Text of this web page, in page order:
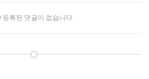
등록된 댓글이 없습니다.